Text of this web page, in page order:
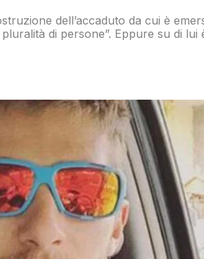
dell’accaduto da cui è
di persone”. Eppure su di lui